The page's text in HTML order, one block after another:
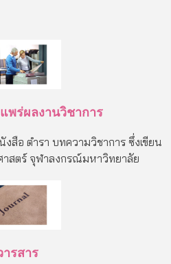
พร่ผลงานวิชาการ
สือ ตำรา บทความวิชาการ ซึ่งเขียน
สตร์ จุฬาลงกรณ์มหาวิทยาลัย
ารสาร